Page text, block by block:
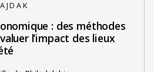
: des méthodes
l’impact des lieux